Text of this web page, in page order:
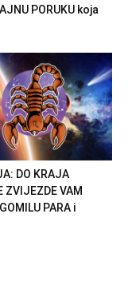
PORUKU koja
DO KRAJA
ZVIJEZDE VAM
PARA i